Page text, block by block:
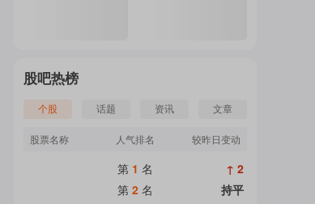
股吧热榜
个股 话题 资讯 文章
股票名称 人气排名 较昨日变动
第 1 名
↑ 2
第 2 名
持平